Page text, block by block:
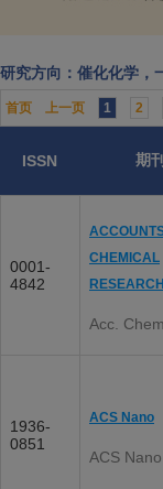
研究方向：催化化学，
首页 上一页 1 2
ISSN 期
0001-
4842
CHEMICAL
RESEARCH
Acc.
1936-
0851
ACS Nano
ACS Nano